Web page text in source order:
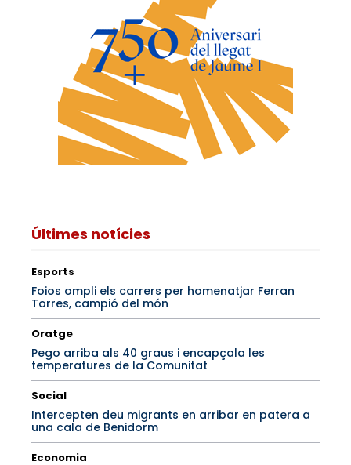
Últimes notícies
Esports
Foios ompli els carrers per homenatjar Ferran
Torres, campió del món
Oratge
Pego arriba als 40 graus i encapçala les
temperatures de la Comunitat
Social
Intercepten deu migrants en arribar en patera a
una cala de Benidorm
Economia